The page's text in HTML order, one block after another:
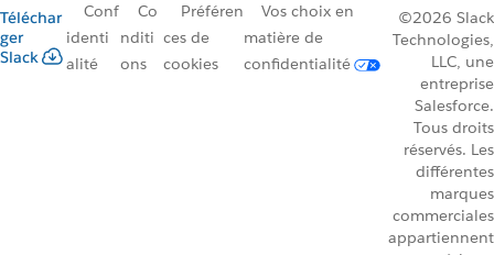
Téléchar
ger
Slack
Conf
identi
alité
Co
nditi
ons
Préféren
ces de
cookies
Vos choix en
matière de
confidentialité
©2026 Slack
Technologies,
LLC, une
entreprise
Salesforce.
Tous droits
réservés. Les
différentes
marques
commerciales
appartiennent